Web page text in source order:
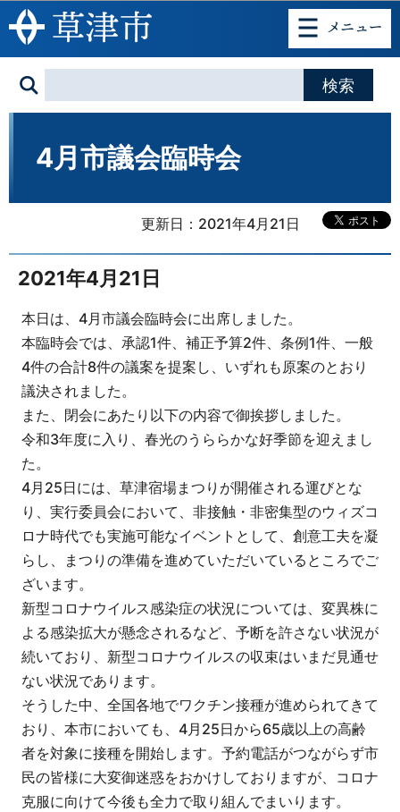
このページの本文へ移動
4月市議会臨時会
更新日：2021年4月21日
2021年4月21日
本日は、4月市議会臨時会に出席しました。
本臨時会では、承認1件、補正予算2件、条例1件、一般
4件の合計8件の議案を提案し、いずれも原案のとおり
議決されました。
また、閉会にあたり以下の内容で御挨拶しました。
令和3年度に入り、春光のうららかな好季節を迎えまし
た。
4月25日には、草津宿場まつりが開催される運びとな
り、実行委員会において、非接触・非密集型のウィズコ
ロナ時代でも実施可能なイベントとして、創意工夫を凝
らし、まつりの準備を進めていただいているところでご
ざいます。
新型コロナウイルス感染症の状況については、変異株に
よる感染拡大が懸念されるなど、予断を許さない状況が
続いており、新型コロナウイルスの収束はいまだ見通せ
ない状況であります。
そうした中、全国各地でワクチン接種が進められてきて
おり、本市においても、4月25日から65歳以上の高齢
者を対象に接種を開始します。予約電話がつながらず市
民の皆様に大変御迷惑をおかけしておりますが、コロナ
克服に向けて今後も全力で取り組んでまいります。